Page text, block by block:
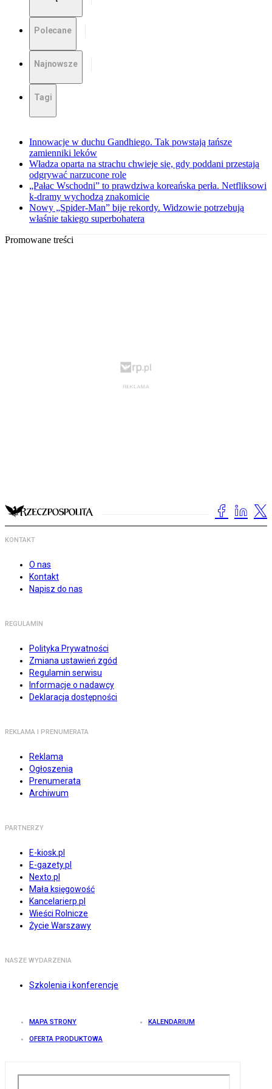
Polecane
Najnowsze
Tagi
Innowacje w duchu Gandhiego. Tak powstają tańsze
zamienniki leków
Władza oparta na strachu chwieje się, gdy poddani przestają
odgrywać narzucone role
„Pałac Wschodni” to prawdziwa koreańska perła. Netfliksowi
k-dramy wychodzą znakomicie
Nowy „Spider-Man” bije rekordy. Widzowie potrzebują
właśnie takiego superbohatera
Promowane treści
KONTAKT
O nas
Kontakt
Napisz do nas
REGULAMIN
Polityka Prywatności
Zmiana ustawień zgód
Regulamin serwisu
Informacje o nadawcy
Deklaracja dostępności
REKLAMA I PRENUMERATA
Reklama
Ogłoszenia
Prenumerata
Archiwum
PARTNERZY
E-kiosk.pl
E-gazety.pl
Nexto.pl
Mała księgowość
Kancelarierp.pl
Wieści Rolnicze
Życie Warszawy
NASZE WYDARZENIA
Szkolenia i konferencje
MAPA STRONY KALENDARIUM
OFERTA PRODUKTOWA